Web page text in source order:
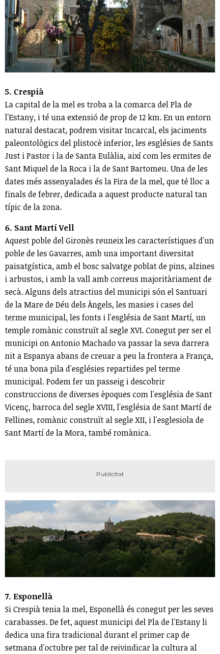
5. Crespià
La capital de la mel es troba a la comarca del Pla de
l'Estany, i té una extensió de prop de 12 km. En un entorn
natural destacat, podrem visitar Incarcal, els jaciments
paleontològics del plistocè inferior, les esglésies de Sants
Just i Pastor i la de Santa Eulàlia, així com les ermites de
Sant Miquel de la Roca i la de Sant Bartomeu. Una de les
dates més assenyalades és la Fira de la mel, que té lloc a
finals de febrer, dedicada a aquest producte natural tan
típic de la zona.
6. Sant Martí Vell
Aquest poble del Gironès reuneix les característiques d'un
poble de les Gavarres, amb una important diversitat
paisatgística, amb el bosc salvatge poblat de pins, alzines
i arbustos, i amb la vall amb correus majoritàriament de
secà. Alguns dels atractius del municipi són el Santuari
de la Mare de Déu dels Àngels, les masies i cases del
terme municipal, les fonts i l'església de Sant Martí, un
temple romànic construït al segle XVI. Conegut per ser el
municipi on Antonio Machado va passar la seva darrera
nit a Espanya abans de creuar a peu la frontera a França,
té una bona pila d'esglésies repartides pel terme
municipal. Podem fer un passeig i descobrir
construccions de diverses èpoques com l'església de Sant
Vicenç, barroca del segle XVIII, l'església de Sant Martí de
Fellines, romànic construït al segle XII, i l'esglesiola de
Sant Martí de la Mora, també romànica.
7. Esponellà
Si Crespià tenia la mel, Esponellà és conegut per les seves
carabasses. De fet, aquest municipi del Pla de l'Estany li
dedica una fira tradicional durant el primer cap de
setmana d'octubre per tal de reivindicar la cultura al